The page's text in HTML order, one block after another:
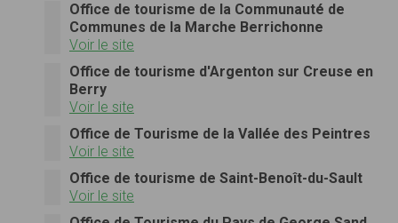
Office de tourisme de la Communauté de
Communes de la Marche Berrichonne
Voir le site
Office de tourisme d'Argenton sur Creuse en
Berry
Voir le site
Office de Tourisme de la Vallée des Peintres
Voir le site
Office de tourisme de Saint-Benoît-du-Sault
Voir le site